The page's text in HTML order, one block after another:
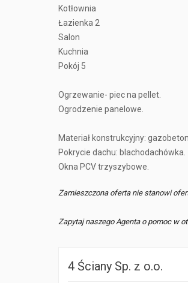
Kotłownia
Łazienka 2
Salon
Kuchnia
Pokój 5
Ogrzewanie- piec na pellet.
Ogrodzenie panelowe.
Materiał konstrukcyjny:
Pokrycie dachu: blachodachówka.
Okna PCV trzyszybowe.
Zamieszczona oferta nie stanowi
Zapytaj naszego Agenta o pomoc w
4 Ściany Sp. z o.o.